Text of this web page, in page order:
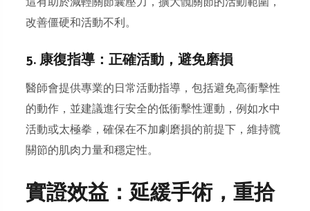
改善僵硬和活動不利。
5. 康復指導：正確活動，避免磨損
醫師會提供專業的日常活動指導，包括避免高衝擊性
的動作，並建議進行安全的低衝擊性運動，例如水中
活動或太極拳，確保在不加劇磨損的前提下，維持髖
關節的肌肉力量和穩定性。
實證效益：延緩手術，重拾